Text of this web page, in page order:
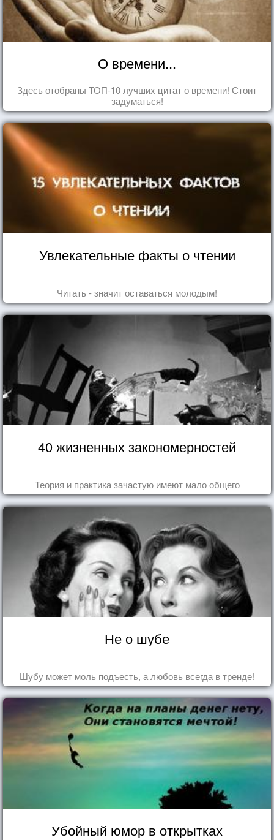
О времени...
Здесь отобраны ТОП-10 лучших цитат о времени! Стоит
задуматься!
Увлекательные факты о чтении
Читать - значит оставаться молодым!
40 жизненных закономерностей
Теория и практика зачастую имеют мало общего
Не о шубе
Шубу может моль подъесть, а любовь всегда в тренде!
Убойный юмор в открытках